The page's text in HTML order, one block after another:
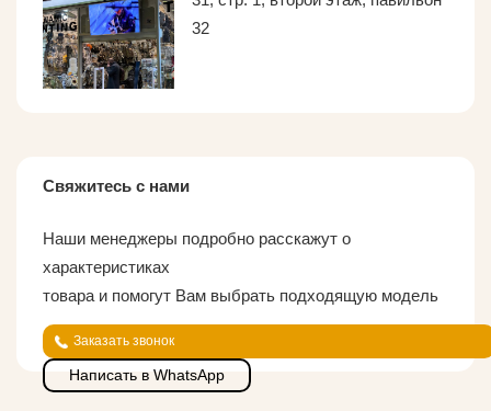
32
Свяжитесь с нами
Наши менеджеры подробно расскажут о
характеристиках
товара и помогут Вам выбрать подходящую модель
Заказать звонок
Написать в WhatsApp